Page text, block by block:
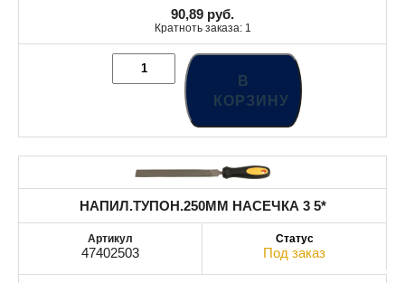
90,89 руб.
Кратноть заказа: 1
В
КОРЗИНУ
НАПИЛ.ТУПОН.250MM НАСЕЧКА 3 5*
47402503 Под заказ